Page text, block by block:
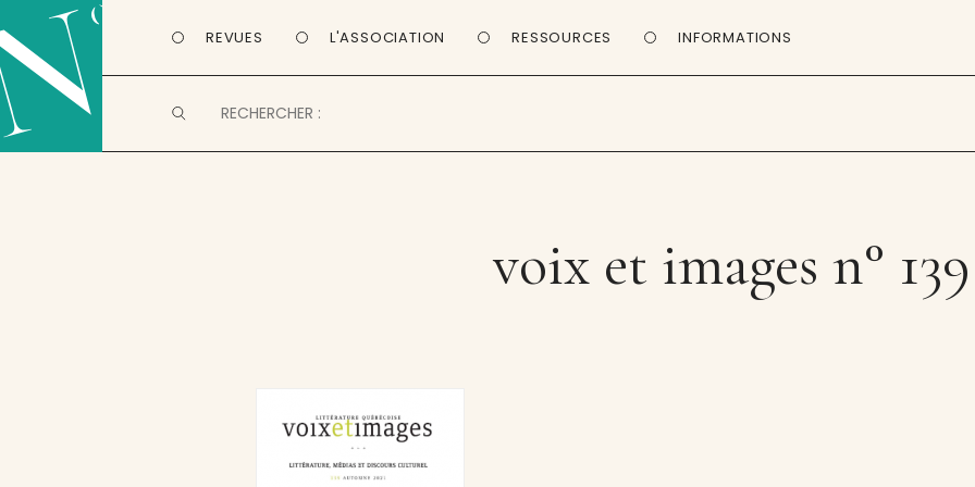
REVUES L'ASSOCIATION RESSOURCES INFORMATIONS
voix et images n° 139